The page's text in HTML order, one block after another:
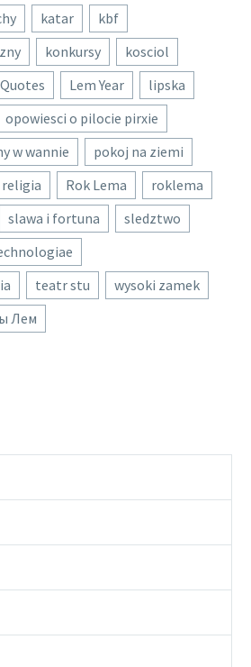
katar
kbf
konkursy
kosciol
Lem Year
lipska
opowiesci o pilocie pirxie
w wannie
pokoj na ziemi
religia Rok Lema
roklema
slawa i fortuna
sledztwo
teatr stu
wysoki zamek
Лем